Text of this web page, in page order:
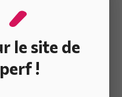
le site de
!
sans impacter
une option, mais un
bon équilibre entre